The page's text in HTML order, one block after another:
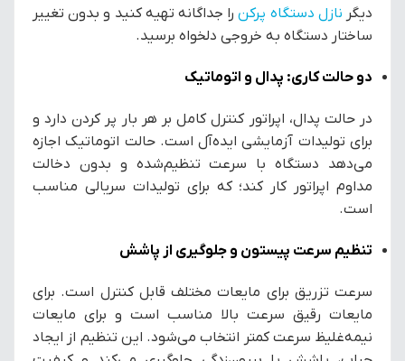
دیگر نازل دستگاه پرکنرا جداگانه تهیه کنید و بدون تغییر
ساختار دستگاه به خروجی دلخواه برسید.
دو حالت کاری: پدال و اتوماتیک
در حالت پدال، اپراتور کنترل کامل بر هر بار پر کردن دارد و
برای تولیدات آزمایشی ایده‌آل است. حالت اتوماتیک اجازه
می‌دهد دستگاه با سرعت تنظیم‌شده و بدون دخالت
مداوم اپراتور کار کند؛ که برای تولیدات سریالی مناسب
است.
تنظیم سرعت پیستون و جلوگیری از پاشش
سرعت تزریق برای مایعات مختلف قابل کنترل است. برای
مایعات رقیق سرعت بالا مناسب است و برای مایعات
نیمه‌غلیظ سرعت کمتر انتخاب می‌شود. این تنظیم از ایجاد